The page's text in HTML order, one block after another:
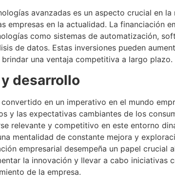
avanzadas es un aspecto crucial en
empresas en la actualidad. La financiación
como sistemas de automatización,
de datos. Estas inversiones pueden
una ventaja competitiva a largo plazo.
desarrollo
en un imperativo en el mundo
y las expectativas cambiantes de los
relevante y competitivo en este entorno
mentalidad de constante mejora y
empresarial desempeña un papel crucial
la innovación y llevar a cabo iniciativas
de la empresa.